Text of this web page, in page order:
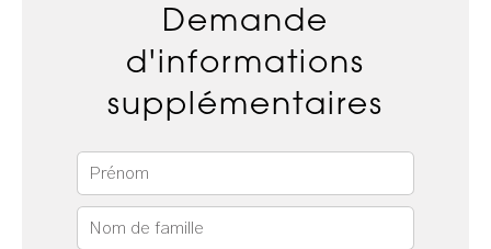
Demande
d'informations
supplémentaires